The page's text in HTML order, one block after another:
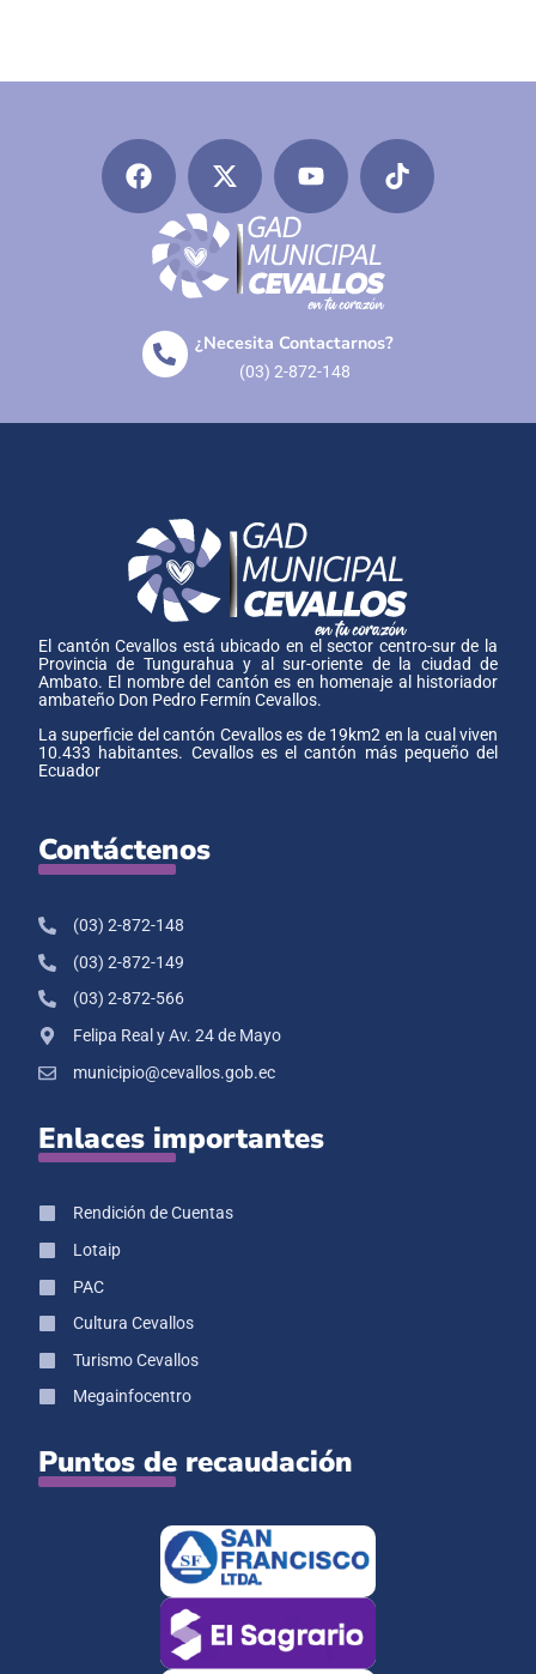
¿Necesita Contactarnos?
(03) 2-872-148
El cantón Cevallos está ubicado en el sector centro-sur de la
Provincia de Tungurahua y al sur-oriente de la ciudad de
Ambato. El nombre del cantón es en homenaje al historiador
ambateño Don Pedro Fermín Cevallos.
La superficie del cantón Cevallos es de 19km2 en la cual viven
10.433 habitantes. Cevallos es el cantón más pequeño del
Ecuador
Contáctenos
(03) 2-872-148
(03) 2-872-149
(03) 2-872-566
Felipa Real y Av. 24 de Mayo
municipio@cevallos.gob.ec
Enlaces importantes
Rendición de Cuentas
Lotaip
PAC
Cultura Cevallos
Turismo Cevallos
Megainfocentro
Puntos de recaudación